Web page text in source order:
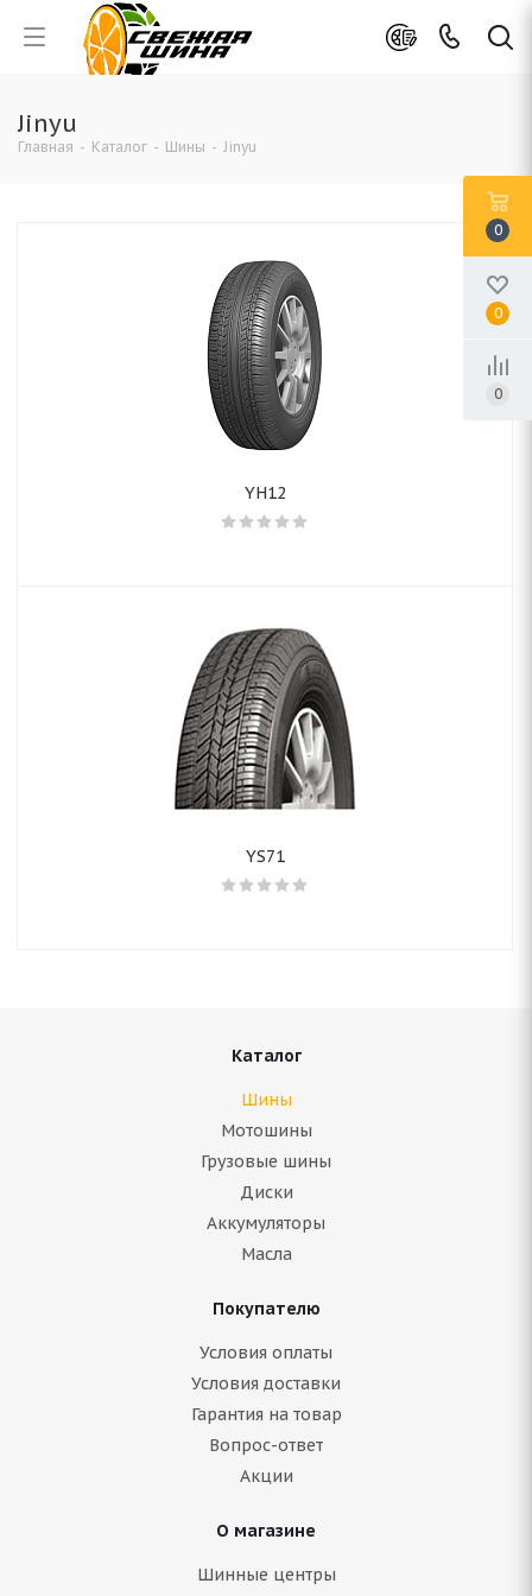
Jinyu
Главная - Каталог - Шины - Jinyu
YH12
YS71
Каталог
Шины
Мотошины
Грузовые шины
Диски
Аккумуляторы
Масла
Покупателю
Условия оплаты
Условия доставки
Гарантия на товар
Вопрос-ответ
Акции
О магазине
Шинные центры
0
0
0